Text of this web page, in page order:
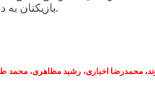
بازیکنان به دو گروه، برنامه تمرینی صبح را برای بازیکنان تشریح کرد.
محمدرضا اخباری، رشید مظاهری،